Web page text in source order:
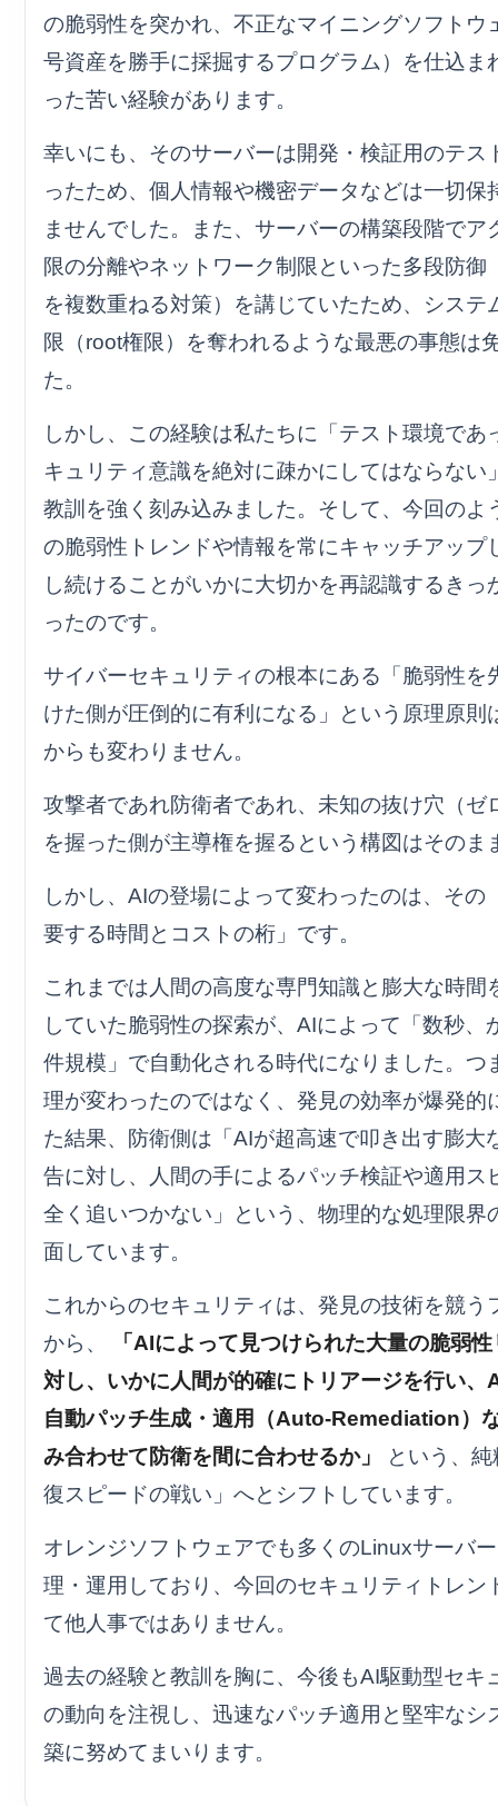
の脆弱性を突かれ、不正なマイニングソフトウ
号資産を勝手に採掘するプログラム）を仕込ま
った苦い経験があります。
幸いにも、そのサーバーは開発・検証用のテス
ったため、個人情報や機密データなどは一切保
ませんでした。また、サーバーの構築段階でア
限の分離やネットワーク制限といった多段防御
を複数重ねる対策）を講じていたため、システ
限（root権限）を奪われるような最悪の事態は
た。
しかし、この経験は私たちに「テスト環境であ
キュリティ意識を絶対に疎かにしてはならない
教訓を強く刻み込みました。そして、今回のよ
の脆弱性トレンドや情報を常にキャッチアップ
し続けることがいかに大切かを再認識するきっ
ったのです。
サイバーセキュリティの根本にある「脆弱性を
けた側が圧倒的に有利になる」という原理原則
からも変わりません。
攻撃者であれ防衛者であれ、未知の抜け穴（ゼ
を握った側が主導権を握るという構図はそのま
しかし、AIの登場によって変わったのは、その
要する時間とコストの桁」です。
これまでは人間の高度な専門知識と膨大な時間
していた脆弱性の探索が、AIによって「数秒、
件規模」で自動化される時代になりました。つ
理が変わったのではなく、発見の効率が爆発的
た結果、防衛側は「AIが超高速で叩き出す膨大
告に対し、人間の手によるパッチ検証や適用ス
全く追いつかない」という、物理的な処理限界
面しています。
これからのセキュリティは、発見の技術を競う
から、
「AIによって見つけられた大量の脆弱
対し、いかに人間が的確にトリアージを行い、
自動パッチ生成・適用（Auto-Remediation）
み合わせて防衛を間に合わせるか」
という、
復スピードの戦い」へとシフトしています。
オレンジソフトウェアでも多くのLinuxサーバ
理・運用しており、今回のセキュリティトレン
て他人事ではありません。
過去の経験と教訓を胸に、今後もAI駆動型セキ
の動向を注視し、迅速なパッチ適用と堅牢なシ
築に努めてまいります。